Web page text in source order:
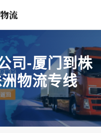
司-厦门到株
物流专线